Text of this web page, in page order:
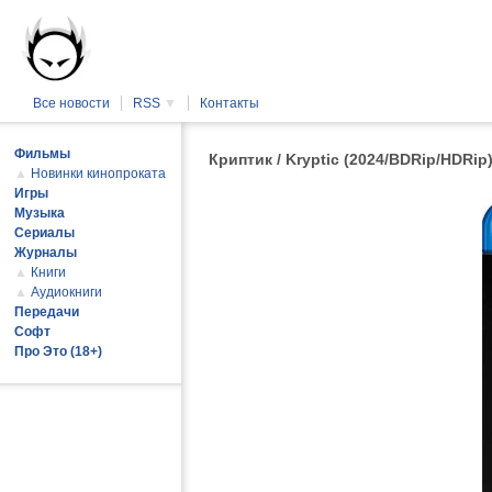
Все новости RSS ▼ Контакты
Криптик / Kryptic (2024/BDRip/HDRip)
Фильмы
▲ Новинки кинопроката
Игры
Музыка
Сериалы
Журналы
▲ Книги
▲ Аудиокниги
Передачи
Софт
Про Это (18+)